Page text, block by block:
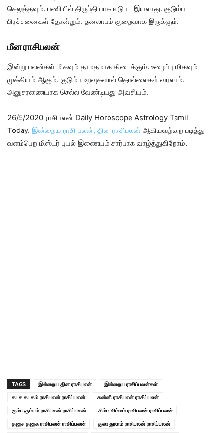
செலுத்தவும். பணியில் திருப்தியாக ஈடுபட இயலாது. குடும்ப
பிரச்சனைகள் தோன்றும். தனலாபம் குறைவாக இருக்கும்.
மீன ராசிபலன்
இன்று பலன்கள் மிகவும் தாமதமாக கிடைக்கும். உழைப்பு மிகவும்
முக்கியம் ஆகும். குடும்ப உறவுகளால் தொல்லைகள் வரலாம்.
அனுசரணையாக செல்ல வேண்டியது அவசியம்.
26/5/2020 ராசிபலன் Daily Horoscope Astrology Tamil
Today. இன்றைய ராசி பலன், தின ராசிபலன் ஆகியவற்றை படித்து
வளம்பெற மிஸ்டர் புயல் இணையம் சார்பாக வாழ்த்துகிறோம்.
TAGS இன்றைய தின ராசிபலன்
இன்றைய ராசிப்பலன்கள்
கடக கடகம் ராசிபலன் ராசிப்பலன்
கன்னி ராசிபலன் ராசிப்பலன்
கும்ப கும்பம் ராசிபலன் ராசிப்பலன்
சிம்ம சிம்மம் ராசிபலன் ராசிப்பலன்
தனுச தனுசு ராசிபலன் ராசிப்பலன்
துலா துலாம் ராசிபலன் ராசிப்பலன்